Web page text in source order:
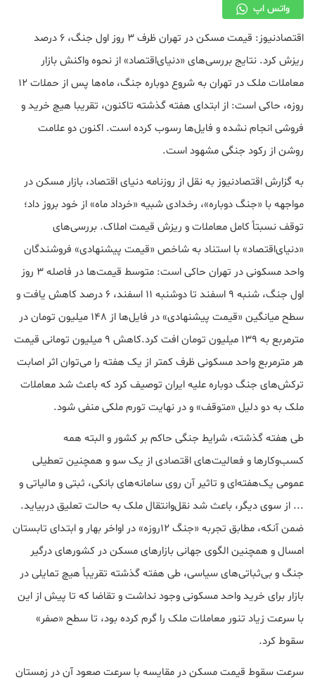
واتس اپ
اقتصادنیوز: قیمت مسکن در تهران ظرف ۳ روز اول جنگ، ۶ درصد
ریزش کرد. نتایج بررسی‌های «دنیای‌اقتصاد» از نحوه واکنش بازار
معاملات ملک در تهران به شروع دوباره جنگ، ماه‌ها پس ‌از حملات ۱۲
روزه، حاکی است: از ابتدای هفته گذشته تاکنون، تقریبا هیچ خرید و
فروشی انجام نشده و فایل‌ها رسوب کرده است. اکنون دو علامت
روشن از رکود جنگی مشهود است.
به گزارش اقتصادنیوز به نقل از روزنامه دنیای اقتصاد، بازار مسکن در
مواجهه با «جنگ دوباره»، رخدادی شبیه «خرداد ماه» از خود بروز داد؛
توقف نسبتاً کامل معاملات و ریزش قیمت املاک. بررسی‌های
«دنیای‌اقتصاد» با استناد به شاخص «قیمت پیشنهادی» فروشندگان
واحد مسکونی در تهران حاکی است: متوسط قیمت‌ها در فاصله 3 روز
اول جنگ، شنبه 9 اسفند تا دوشنبه 11 اسفند، 6 درصد کاهش یافت و
سطح میانگین «قیمت پیشنهادی» در فایل‌ها از 148 میلیون تومان در
مترمربع به 139 میلیون تومان افت کرد.کاهش 9 میلیون تومانی قیمت
هر مترمربع واحد مسکونی ظرف کمتر از یک هفته را می‌توان اثر اصابت
ترکش‌های جنگ دوباره علیه ایران توصیف کرد که باعث شد معاملات
ملک به دو دلیل «متوقف» و در نهایت تورم ملکی منفی شود.
طی هفته گذشته، شرایط جنگی حاکم بر کشور و البته همه
کسب‌وکارها و فعالیت‌های اقتصادی از یک سو و همچنین تعطیلی
عمومی یک‌هفته‌ای و تاثیر آن روی سامانه‌های بانکی، ثبتی و مالیاتی و
... از سوی دیگر، باعث شد نقل‌وانتقال ملک به حالت تعلیق دربیاید.
ضمن آنکه، مطابق تجربه «جنگ 12روزه» در اواخر بهار و ابتدای تابستان
امسال و همچنین الگوی جهانی بازارهای مسکن در کشورهای درگیر
جنگ و بی‌ثباتی‌های سیاسی، طی هفته گذشته تقریباً هیچ تمایلی در
بازار برای خرید واحد مسکونی وجود نداشت و تقاضا که تا پیش از این
با سرعت زیاد تنور معاملات ملک را گرم کرده بود، تا سطح «صفر»
سقوط کرد.
سرعت سقوط قیمت مسکن در مقایسه با سرعت صعود آن در زمستان